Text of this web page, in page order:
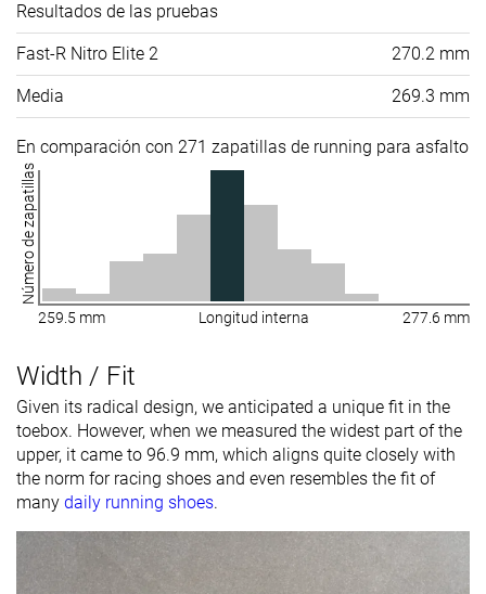
Resultados de las pruebas
Fast-R Nitro Elite 2 270.2 mm
Media 269.3 mm
En comparación con 271 zapatillas de running para asfalto
Número de zapatillas
259.5 mm Longitud interna 277.6 mm
Width / Fit
Given its radical design, we anticipated a unique fit in the
toebox. However, when we measured the widest part of the
upper, it came to 96.9 mm, which aligns quite closely with
the norm for racing shoes and even resembles the fit of
many daily running shoes.